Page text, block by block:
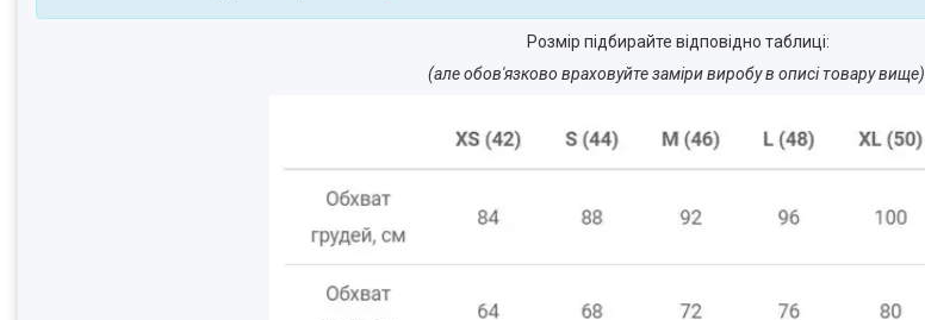
Розмір підбирайте відповідно таблиці:
(але обов'язково враховуйте заміри виробу в описі товару вище)